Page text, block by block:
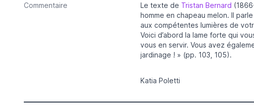
Commentaire Le texte de Tristan Bernard
homme en chapeau melon. Il
aux compétentes lumières de
Voici d’abord la lame forte qui
vous en servir. Vous avez
jardinage ! » (pp. 103, 105).
Katia Poletti